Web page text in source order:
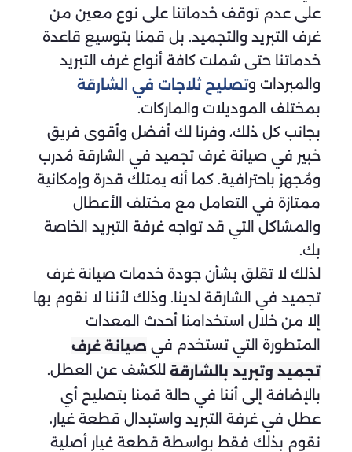
على عدم توقف خدماتنا على نوع معين من
غرف التبريد والتجميد. بل قمنا بتوسيع قاعدة
خدماتنا حتى شملت كافة أنواع غرف التبريد
والمبردات وتصليح ثلاجات في الشارقة
بمختلف الموديلات والماركات.
بجانب كل ذلك، وفرنا لك أفضل وأقوى فريق
خبير في صيانة غرف تجميد في الشارقة مُدرب
ومُجهز باحترافية. كما أنه يمتلك قدرة وإمكانية
ممتازة في التعامل مع مختلف الأعطال
والمشاكل التي قد تواجه غرفة التبريد الخاصة
بك.
لذلك لا تقلق بشأن جودة خدمات صيانة غرف
تجميد في الشارقة لدينا. وذلك لأننا لا نقوم بها
إلا من خلال استخدامنا أحدث المعدات
المتطورة التي تستخدم في صيانة غرف
تجميد وتبريد بالشارقة للكشف عن العطل.
بالإضافة إلى أننا في حالة قمنا بتصليح أي
عطل في غرفة التبريد واستبدال قطعة غيار،
نقوم بذلك فقط بواسطة قطعة غيار أصلية